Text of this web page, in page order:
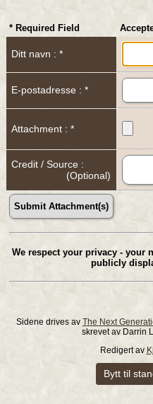
* Required Field
Ditt navn : *
E-postadresse : *
Attachment : *
Credit / Source :
(Optional)
We respect your privacy - your
publicly
Sidene drives av The Next
skrevet av Darrin
Redigert av
Bytt til